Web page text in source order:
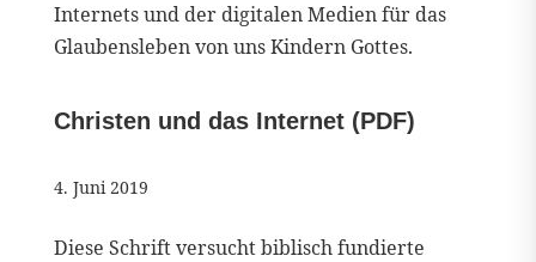
Internets und der digitalen Medien für das
Glaubensleben von uns Kindern Gottes.
Christen und das Internet (PDF)
4. Juni 2019
Diese Schrift versucht biblisch fundierte